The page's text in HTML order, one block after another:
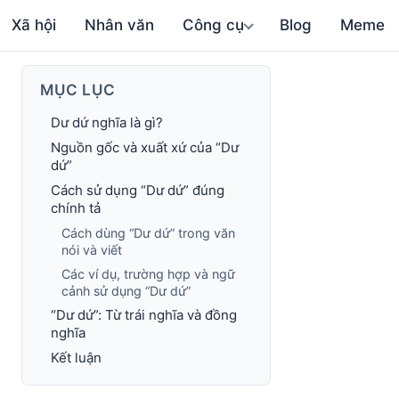
Xã hội Nhân văn Công cụ Blog Meme
MỤC LỤC
Dư dứ nghĩa là gì?
Nguồn gốc và xuất xứ của “Dư
dứ”
Cách sử dụng “Dư dứ” đúng
chính tả
Cách dùng “Dư dứ” trong văn
nói và viết
Các ví dụ, trường hợp và ngữ
cảnh sử dụng “Dư dứ”
“Dư dứ”: Từ trái nghĩa và đồng
nghĩa
Kết luận